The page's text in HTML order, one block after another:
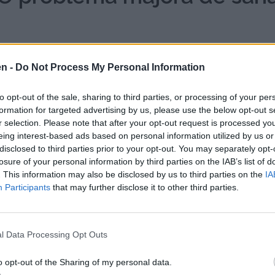
- Do Not Process My Personal Information
opt-out of the sale, sharing to third parties, or processing of your
for targeted advertising by us, please use the below opt-out
selection. Please note that after your opt-out request is processed
interest-based ads based on personal information utilized by us
to third parties prior to your opt-out. You may separately
of your personal information by third parties on the IAB’s list of
This information may also be disclosed by us to third parties on the
Participants that may further disclose it to other third parties.
Data Processing Opt Outs
opt-out of the Sharing of my personal data.
cele mai afectate de ambrozie (Ambrosia
o adevarata criza de sanatate publica,
de ambrozie este prezent din august pana in
vestul Romaniei sunt cele mai afectate regiuni,
poate cauza rinita alergica severa, astm si
tipuri de polen.
planta de ambrozie poate produce milioane de